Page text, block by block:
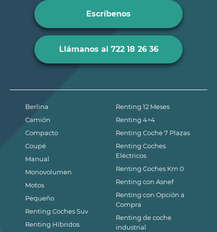
Escríbenos
Llámanos al 722 18 26 36
Berlina
Camión
Compacto
Coupé
Manual
Monovolumen
Motos
Pequeño
Renting Coches Suv
Renting Híbridos
Renting 12 Meses
Renting 4×4
Renting Coche 7 Plazas
Renting Coches
Eléctricos
Renting Coches Km 0
Renting con Asnef
Renting con Opción a
Compra
Renting de coche
industrial